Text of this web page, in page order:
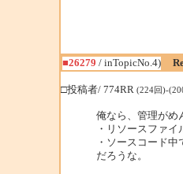
■26279 / inTopicNo.4)
□投稿者/ 774RR (224回)-
俺なら、管理がめ
・リソースファ
・ソースコード中
だろうな。